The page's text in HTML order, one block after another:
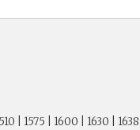
| 1575 | 1600 | 1630 | 1638 |